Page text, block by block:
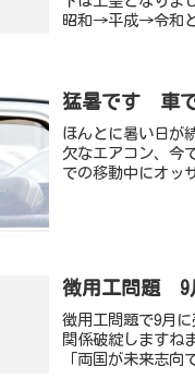
昭和→平成→令和
猛暑です 車で
ほんとに暑い日が
欠なエアコン、今
での移動中にオッ
徴用工問題 9
徴用工問題で9月
関係破綻しますね
「両国が未来志